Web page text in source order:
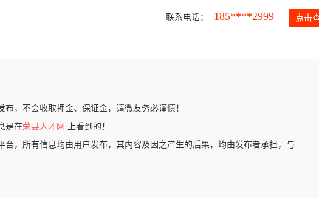
联系电话： 185****2999 点击
布，不会收取押金、保证金，请微友务必谨慎！
是在荣县人才网
上看到的！
台，所有信息均由用户发布，其内容及因之产生的后果，均由发布者承担，与